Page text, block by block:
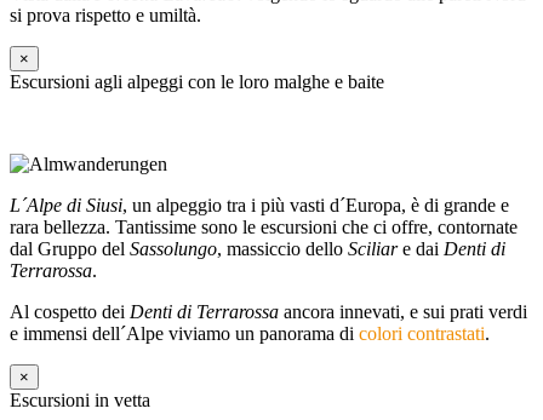
si prova rispetto e umiltà.
×
Escursioni agli alpeggi con le loro malghe e baite
L´Alpe di Siusi, un alpeggio tra i più vasti d´Europa, è di grande e
rara bellezza. Tantissime sono le escursioni che ci offre, contornate
dal Gruppo del Sassolungo, massiccio dello Sciliare dai Denti di
Terrarossa.
Al cospetto dei Denti di Terrarossa ancora innevati, e sui prati verdi
e immensi dell´Alpe viviamo un panorama di colori contrastati.
×
Escursioni in vetta